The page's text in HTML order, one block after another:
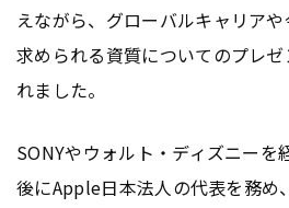
えながら、グローバルキャリア
求められる資質についてのプレ
れました。
SONYやウォルト・ディズニーを
後にApple日本法人の代表を務